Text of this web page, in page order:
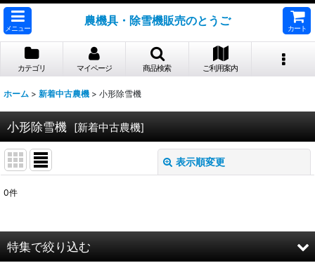
メニュー
農機具・除雪機販売のとうご
カート
カテゴリ マイページ 商品検索 ご利用案内
ホーム > 新着中古農機 > 小形除雪機
小形除雪機 [新着中古農機]
表示順変更
並び順 :
0件
特集で絞り込む